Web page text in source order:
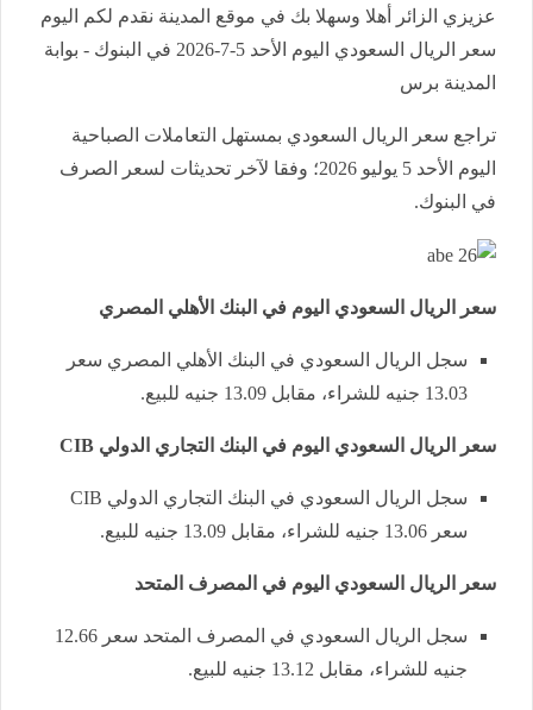
عزيزي الزائر أهلا وسهلا بك في موقع المدينة نقدم لكم اليوم
سعر الريال السعودي اليوم الأحد 5-7-2026 في البنوك - بوابة
المدينة برس
تراجع سعر الريال السعودي بمستهل التعاملات الصباحية
اليوم الأحد 5 يوليو 2026؛ وفقا لآخر تحديثات لسعر الصرف
في البنوك.
سعر الريال السعودي اليوم في البنك الأهلي المصري
سجل الريال السعودي في البنك الأهلي المصري سعر
13.03 جنيه للشراء، مقابل 13.09 جنيه للبيع.
سعر الريال السعودي اليوم في البنك التجاري الدولي CIB
سجل الريال السعودي في البنك التجاري الدولي CIB
سعر 13.06 جنيه للشراء، مقابل 13.09 جنيه للبيع.
سعر الريال السعودي اليوم في المصرف المتحد
سجل الريال السعودي في المصرف المتحد سعر 12.66
جنيه للشراء، مقابل 13.12 جنيه للبيع.